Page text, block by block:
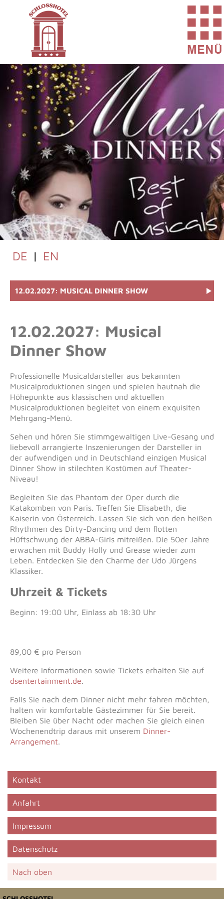
DE | EN
12.02.2027: MUSICAL DINNER SHOW
12.02.2027: Musical
Dinner Show
Professionelle Musicaldarsteller aus bekannten
Musicalproduktionen singen und spielen hautnah die
Höhepunkte aus klassischen und aktuellen
Musicalproduktionen begleitet von einem exquisiten
Mehrgang-Menü.
Sehen und hören Sie stimmgewaltigen Live-Gesang und
liebevoll arrangierte Inszenierungen der Darsteller in
der aufwendigen und in Deutschland einzigen Musical
Dinner Show in stilechten Kostümen auf Theater-
Niveau!
Begleiten Sie das Phantom der Oper durch die
Katakomben von Paris. Treffen Sie Elisabeth, die
Kaiserin von Österreich. Lassen Sie sich von den heißen
Rhythmen des Dirty-Dancing und dem flotten
Hüftschwung der ABBA-Girls mitreißen. Die 50er Jahre
erwachen mit Buddy Holly und Grease wieder zum
Leben. Entdecken Sie den Charme der Udo Jürgens
Klassiker.
Uhrzeit & Tickets
Beginn: 19:00 Uhr, Einlass ab 18:30 Uhr
89,00 € pro Person
Weitere Informationen sowie Tickets erhalten Sie auf
dsentertainment.de.
Falls Sie nach dem Dinner nicht mehr fahren möchten,
halten wir komfortable Gästezimmer für Sie bereit.
Bleiben Sie über Nacht oder machen Sie gleich einen
Wochenendtrip daraus mit unserem Dinner-
Arrangement.
Kontakt
Anfahrt
Impressum
Datenschutz
Nach oben